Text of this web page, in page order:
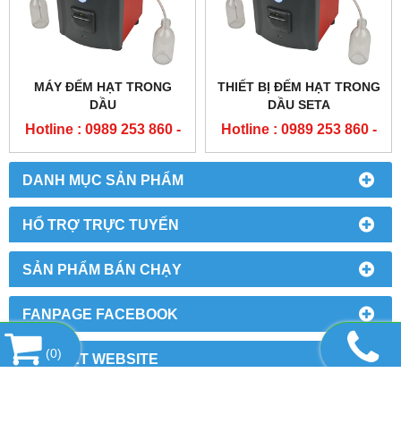
DANH MỤC SẢN PHẨM
HỔ TRỢ TRỰC TUYẾN
SẢN PHẨM BÁN CHẠY
FANPAGE FACEBOOK
LIÊN KẾT WEBSITE
MÁY ĐẾM HẠT TRONG
DẦU
Hotline : 0989 253 860 -
0904 84 02 08
THIẾT BỊ ĐẾM HẠT TRONG
DẦU SETA
Hotline : 0989 253 860 -
0904 84 02 08
(0)